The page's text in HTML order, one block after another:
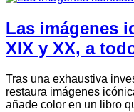
Las imágenes
XIX y XX, a
Tras una exhaustiva
restaura imágenes
añade color en un libro